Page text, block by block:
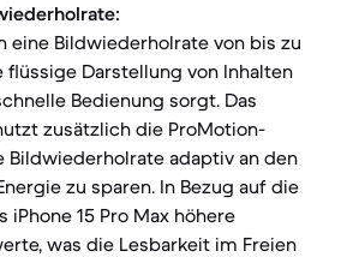
eine Bildwiederholrate von bis zu
flüssige Darstellung von Inhalten
Bedienung sorgt. Das
zusätzlich die ProMotion-
Bildwiederholrate adaptiv an den
zu sparen. In Bezug auf die
15 Pro Max höhere
was die Lesbarkeit im Freien